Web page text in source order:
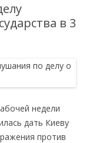
в 3
недели
дать Киеву
против